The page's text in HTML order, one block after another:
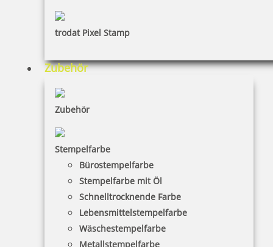
trodat Pixel Stamp
Zubehör
Zubehör
Stempelfarbe
Bürostempelfarbe
Stempelfarbe mit Öl
Schnelltrocknende Farbe
Lebensmittelstempelfarbe
Wäschestempelfarbe
Metallstempelfarbe